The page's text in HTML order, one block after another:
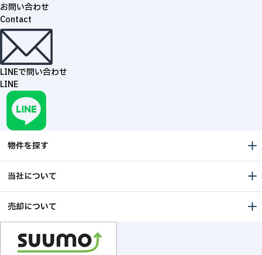
お問い合わせ
Contact
LINEで問い合わせ
LINE
物件を探す
当社について
売却について